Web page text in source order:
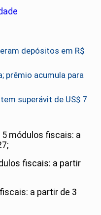
depósitos em R$
prêmio acumula para
superávit de US$ 7
módulos fiscais: a
fiscais: a partir
a partir de 3